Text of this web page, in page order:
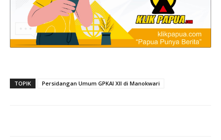
TOPIK Persidangan Umum GPKAI XII di Manokwari